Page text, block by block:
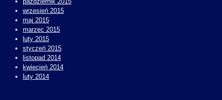
wrzesień 2015
maj 2015
marzec 2015
luty 2015
styczeń 2015
listopad 2014
kwiecień 2014
luty 2014